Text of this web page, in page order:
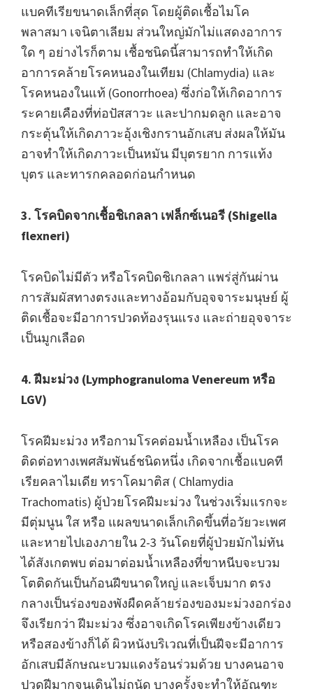
แบคทีเรียขนาดเล็กที่สุด โดยผู้ติดเชื้อไมโค
พลาสมา เจนิตาเลียม ส่วนใหญ่มักไม่แสดงอาการ
ใด ๆ อย่างไรก็ตาม เชื้อชนิดนี้สามารถทำให้เกิด
อาการคล้ายโรคหนองในเทียม (Chlamydia) และ
โรคหนองในแท้ (Gonorrhoea) ซึ่งก่อให้เกิดอาการ
ระคายเคืองที่ท่อปัสสาวะ และปากมดลูก และอาจ
กระตุ้นให้เกิดภาวะอุ้งเชิงกรานอักเสบ ส่งผลให้มัน
อาจทำให้เกิดภาวะเป็นหมัน มีบุตรยาก การแท้ง
บุตร และทารกคลอดก่อนกำหนด
3. โรคบิดจากเชื้อชิเกลลา เฟล็กซ์เนอรี (Shigella
flexneri)
โรคบิดไม่มีตัว หรือโรคบิดชิเกลลา แพร่สู่กันผ่าน
การสัมผัสทางตรงและทางอ้อมกับอุจจาระมนุษย์ ผู้
ติดเชื้อจะมีอาการปวดท้องรุนแรง และถ่ายอุจจาระ
เป็นมูกเลือด
4. ฝีมะม่วง (Lymphogranuloma Venereum หรือ
LGV)
โรคฝีมะม่วง หรือกามโรคต่อมน้ำเหลือง เป็นโรค
ติดต่อทางเพศสัมพันธ์ชนิดหนึ่ง เกิดจากเชื้อแบคที
เรียคลาไมเดีย ทราโคมาติส ( Chlamydia
Trachomatis) ผู้ป่วยโรคฝีมะม่วง ในช่วงเริ่มแรกจะ
มีตุ่มนูน ใส หรือ แผลขนาดเล็กเกิดขึ้นที่อวัยวะเพศ
และหายไปเองภายใน 2-3 วันโดยที่ผู้ป่วยมักไม่ทัน
ได้สังเกตพบ ต่อมาต่อมน้ำเหลืองที่ขาหนีบจะบวม
โตติดกันเป็นก้อนฝีขนาดใหญ่ และเจ็บมาก ตรง
กลางเป็นร่องของพังผืดคล้ายร่องของมะม่วงอกร่อง
จึงเรียกว่า ฝีมะม่วง ซึ่งอาจเกิดโรคเพียงข้างเดียว
หรือสองข้างก็ได้ ผิวหนังบริเวณที่เป็นฝีจะมีอาการ
อักเสบมีลักษณะบวมแดงร้อนร่วมด้วย บางคนอาจ
ปวดฝีมากจนเดินไม่ถนัด บางครั้งจะทำให้อัณฑะ